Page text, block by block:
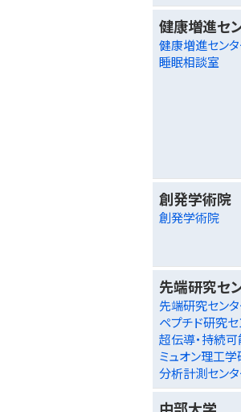
健康増進セ
健康増進セン
睡眠相談室
創発学術院
創発学術院
先端研究セ
先端研究セン
ペプチド研究セ
超伝導・持続
ミュオン理工
分析計測セン